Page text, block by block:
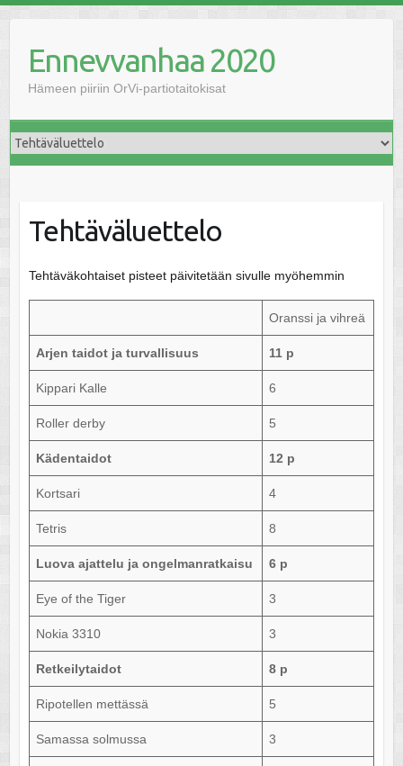
contentEnnevvanhaa 2020
Hämeen piiriin OrVi-partiotaitokisat
Tehtäväluettelo
Tehtäväkohtaiset pisteet päivitetään sivulle myöhemmin
Oranssi ja vihreä
Arjen taidot ja turvallisuus 11 p
Kippari Kalle 6
Roller derby 5
Kädentaidot 12 p
Kortsari 4
Tetris 8
Luova ajattelu ja ongelmanratkaisu 6 p
Eye of the Tiger 3
Nokia 3310 3
Retkeilytaidot 8 p
Ripotellen mettässä 5
Samassa solmussa 3